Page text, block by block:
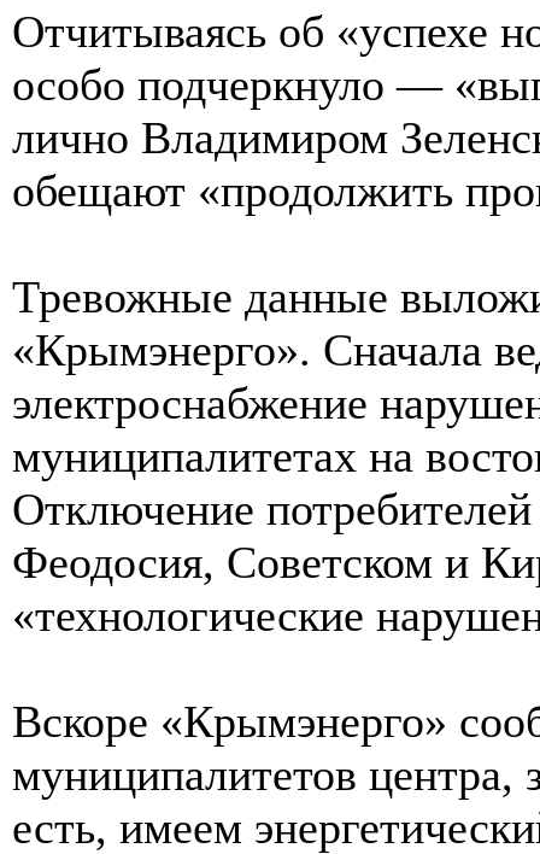
Отчитываясь об «успехе
особо подчеркнуло —
лично Владимиром
обещают «продолжить
Тревожные данные
«Крымэнерго». Сначала
электроснабжение
муниципалитетах на
Отключение
Феодосия, Советском и
«технологические
Вскоре «Крымэнерго»
муниципалитетов
есть, имеем